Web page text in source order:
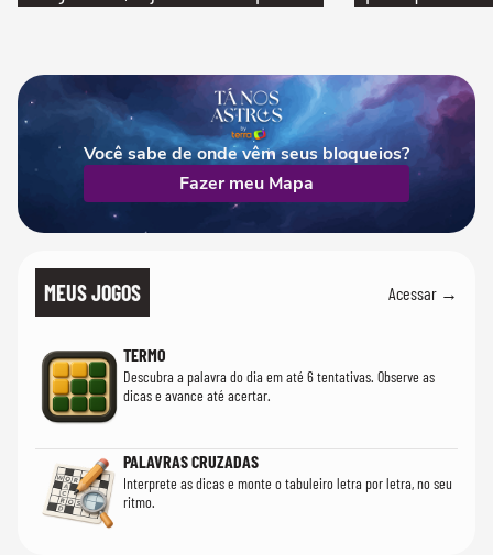
Você sabe de onde vêm seus bloqueios?
Fazer meu Mapa
MEUS JOGOS Acessar →
TERMO
Descubra a palavra do dia em até 6 tentativas. Observe as
dicas e avance até acertar.
PALAVRAS CRUZADAS
Interprete as dicas e monte o tabuleiro letra por letra, no seu
ritmo.